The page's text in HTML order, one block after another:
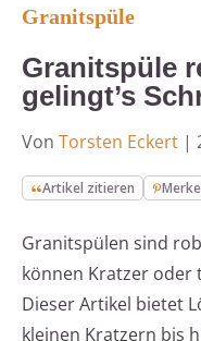
Granitspüle
Granitspüle
gelingt’s
Von Torsten Eckert |
Artikel zitieren
Granitspülen sind
können Kratzer oder
Dieser Artikel bietet
kleinen Kratzern bis